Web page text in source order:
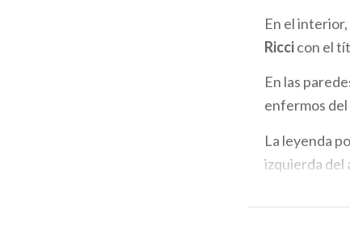
En el
Riccicon el
En las
enfermos
La leyenda
izquierda del